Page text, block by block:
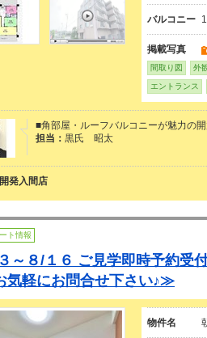
バルコニー
掲載写真
間取り図 外
エントランス
■角部屋・ルーフバルコニーが魅力の
担当： 黒氏 昭太
発入間店
ト情報
～８/１６ ご見学即時予約受
気軽にお問合せ下さい♪≫
物件名